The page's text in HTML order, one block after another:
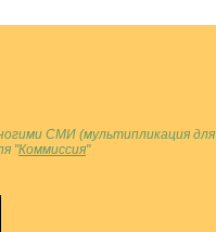
СМИ (мультипликация для
"Коммиссия"